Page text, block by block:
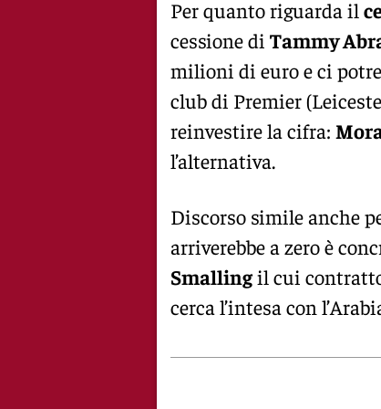
Per quanto riguarda il
cessione di Tammy
milioni di euro e ci
club di Premier
reinvestire la cifra:
l’alternativa.
Discorso simile anche
arriverebbe a zero è
Smallingil cui
cerca l’intesa con